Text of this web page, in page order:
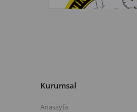
Kurumsal
Anasayfa